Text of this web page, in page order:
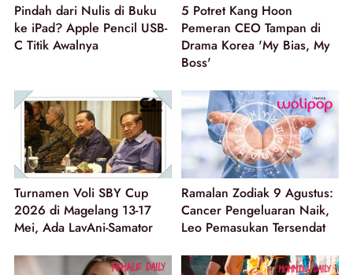
Pindah dari Nulis di Buku
ke iPad? Apple Pencil USB-
C Titik Awalnya
5 Potret Kang Hoon
Pemeran CEO Tampan di
Drama Korea 'My Bias, My
Boss'
Turnamen Voli SBY Cup
2026 di Magelang 13-17
Mei, Ada LavAni-Samator
Ramalan Zodiak 9 Agustus:
Cancer Pengeluaran Naik,
Leo Pemasukan Tersendat